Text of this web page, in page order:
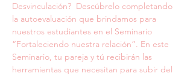
Desvinculación?  Descúbrelo completando
la autoevaluación que brindamos para
nuestros estudiantes en el Seminario
“Fortaleciendo nuestra relación”. En este
Seminario, tu pareja y tú recibirán las
herramientas que necesitan para subir del